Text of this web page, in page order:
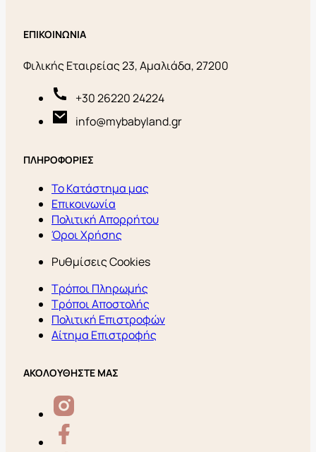
ΕΠΙΚΟΙΝΩΝΙΑ
Φιλικής Εταιρείας 23, Αμαλιάδα, 27200
+30 26220 24224
info@mybabyland.gr
ΠΛΗΡΟΦΟΡΙΕΣ
Το Κατάστημα μας
Επικοινωνία
Πολιτική Απορρήτου
Όροι Χρήσης
Ρυθμίσεις Cookies
Τρόποι Πληρωμής
Τρόποι Αποστολής
Πολιτική Επιστροφών
Αίτημα Επιστροφής
ΑΚΟΛΟΥΘΗΣΤΕ ΜΑΣ